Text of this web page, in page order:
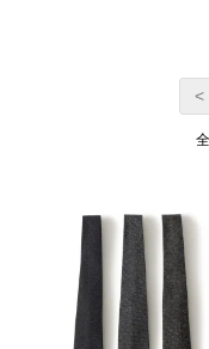
<
全